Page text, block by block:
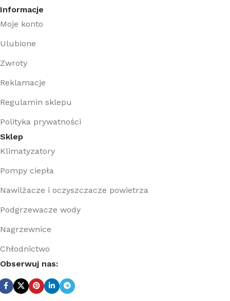
Informacje
Moje konto
Ulubione
Zwroty
Reklamacje
Regulamin sklepu
Polityka prywatności
Sklep
Klimatyzatory
Pompy ciepła
Nawilżacze i oczyszczacze powietrza
Podgrzewacze wody
Nagrzewnice
Chłodnictwo
Obserwuj nas: